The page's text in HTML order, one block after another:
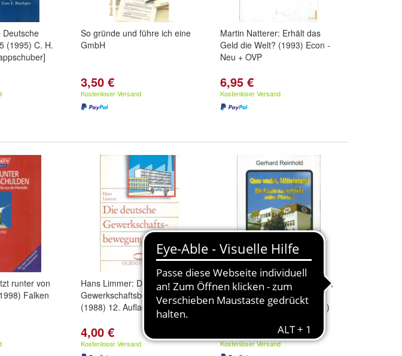
Deutsche
(1995) C. H.
So gründe und führe ich eine
GmbH
3,50 €
Kostenloser Versand
Martin Natterer: Erhält das
Geld die Welt? (1993) Econ -
Neu + OVP
6,95 €
Kostenloser Versand
runter von
Falken
Hans Limmer: Die deutsche
Gewerkschaftsbewegung
(1988) 12. Auflage Olzog 279
4,00 €
Kostenloser Versand
Gerhard Reinhold: Quo vadis,
Mittelstand - Ein Kaufhaus
schließt seine Pforten (2001)
Kostenloser Versand